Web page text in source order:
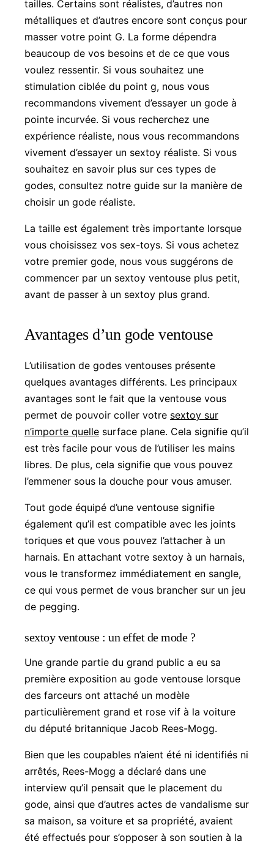
tailles. Certains sont réalistes, d’autres non
métalliques et d’autres encore sont conçus pour
masser votre point G. La forme dépendra
beaucoup de vos besoins et de ce que vous
voulez ressentir. Si vous souhaitez une
stimulation ciblée du point g, nous vous
recommandons vivement d’essayer un gode à
pointe incurvée. Si vous recherchez une
expérience réaliste, nous vous recommandons
vivement d’essayer un sextoy réaliste. Si vous
souhaitez en savoir plus sur ces types de
godes, consultez notre guide sur la manière de
choisir un gode réaliste.
La taille est également très importante lorsque
vous choisissez vos sex-toys. Si vous achetez
votre premier gode, nous vous suggérons de
commencer par un sextoy ventouse plus petit,
avant de passer à un sextoy plus grand.
Avantages d’un gode ventouse
L’utilisation de godes ventouses présente
quelques avantages différents. Les principaux
avantages sont le fait que la ventouse vous
permet de pouvoir coller votre sextoy sur
n’importe quelle surface plane. Cela signifie qu’il
est très facile pour vous de l’utiliser les mains
libres. De plus, cela signifie que vous pouvez
l’emmener sous la douche pour vous amuser.
Tout gode équipé d’une ventouse signifie
également qu’il est compatible avec les joints
toriques et que vous pouvez l’attacher à un
harnais. En attachant votre sextoy à un harnais,
vous le transformez immédiatement en sangle,
ce qui vous permet de vous brancher sur un jeu
de pegging.
sextoy ventouse : un effet de mode ?
Une grande partie du grand public a eu sa
première exposition au gode ventouse lorsque
des farceurs ont attaché un modèle
particulièrement grand et rose vif à la voiture
du député britannique Jacob Rees-Mogg.
Bien que les coupables n’aient été ni identifiés ni
arrêtés, Rees-Mogg a déclaré dans une
interview qu’il pensait que le placement du
gode, ainsi que d’autres actes de vandalisme sur
sa maison, sa voiture et sa propriété, avaient
été effectués pour s’opposer à son soutien à la